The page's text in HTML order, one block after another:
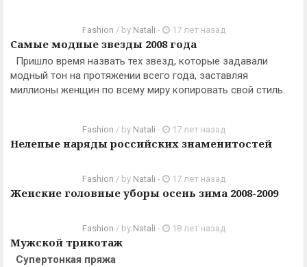
Fashion / by Natali - 17 лет назад
Самые модные звезды 2008 года
Пришло время назвать тех звезд, которые задавали
модный тон на протяжении всего года, заставляя
миллионы женщин по всему миру копировать свой стиль.
Fashion / by Natali - 17 лет назад
Нелепые наряды российских знаменитостей
Fashion / by Natali - 17 лет назад
Женские головные уборы осень зима 2008-2009
Fashion / by Natali - 18 лет назад
Мужской трикотаж
Супертонкая пряжа